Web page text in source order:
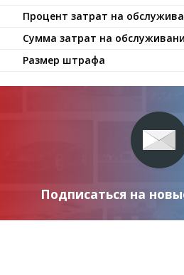
Процент затрат на
Сумма затрат на
Размер штрафа
Подписаться на